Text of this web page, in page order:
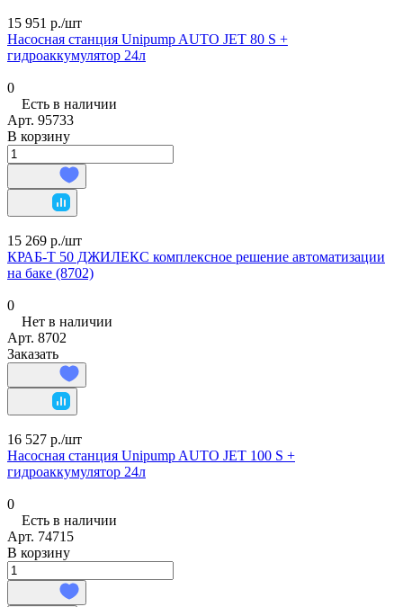
15 951 р./шт
Насосная станция Unipump AUTO JET 80 S +
гидроаккумулятор 24л
0
Есть в наличии
Арт. 95733
В корзину
15 269 р./шт
КРАБ-Т 50 ДЖИЛЕКС комплексное решение автоматизации
на баке (8702)
0
Нет в наличии
Арт. 8702
Заказать
16 527 р./шт
Насосная станция Unipump AUTO JET 100 S +
гидроаккумулятор 24л
0
Есть в наличии
Арт. 74715
В корзину